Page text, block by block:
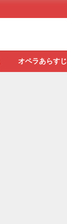
オペラあらすじ